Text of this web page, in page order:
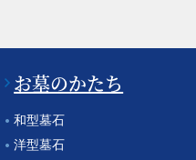
お墓のかたち
和型墓石
洋型墓石